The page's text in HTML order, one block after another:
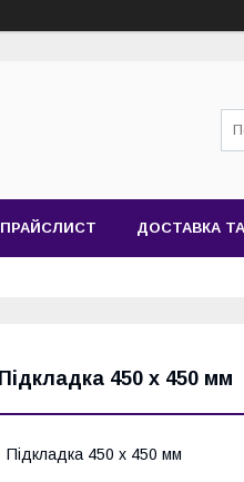
ПРАЙСЛИСТ ДОСТАВКА
Підкладка 450 х 450 мм
Підкладка 450 х 450 мм